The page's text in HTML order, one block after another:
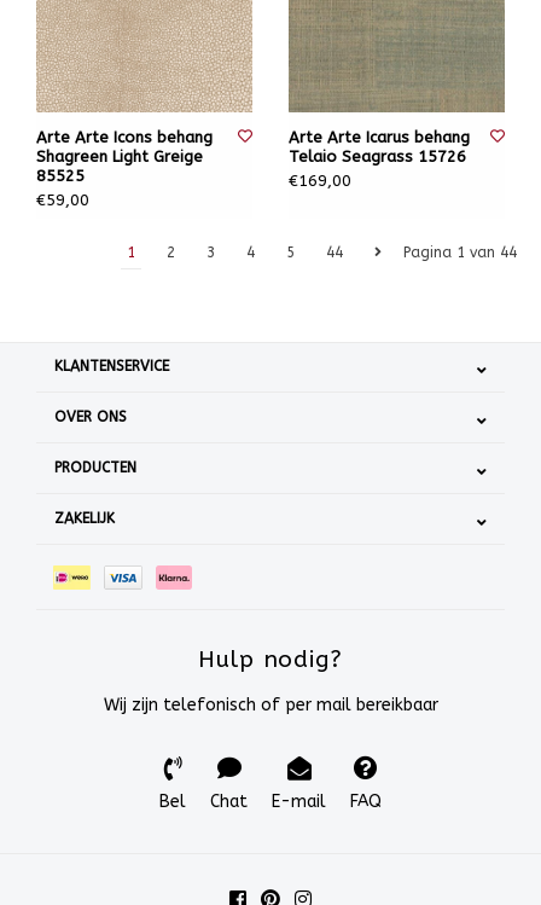
Arte Arte Icons behang
Shagreen Light Greige
85525
€59,00
Arte Arte Icarus behang
Telaio Seagrass 15726
€169,00
Pagina 1 van 44
1 2 3 4 5 44
KLANTENSERVICE
OVER ONS
PRODUCTEN
ZAKELIJK
Hulp nodig?
Wij zijn telefonisch of per mail bereikbaar
Bel Chat E-mail FAQ